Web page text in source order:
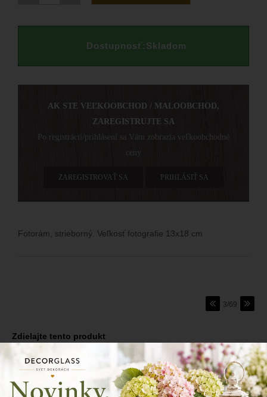
Dostupnosť: Skladom
AK STE VEĽKOOBCHOD / MALOOBCHOD,
ZAREGISTRUJTE SA
Po registrácií/prihlásení sa Vám zobrazia veľkoobchodné
ceny
ZAREGISTROVAŤ SA PRIHLÁSIŤ SA
Fotorám, strieborný. Veľkosť fotografie 13x18 cm
3/69
Zdielajte tento produkt